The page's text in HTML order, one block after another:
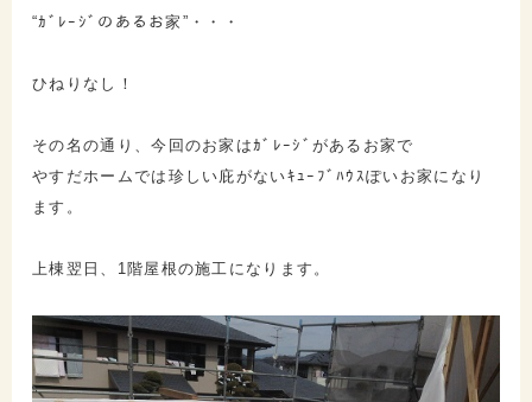
“ｶﾞﾚｰｼﾞのあるお家”・・・
ひねりなし！
その名の通り、今回のお家はｶﾞﾚｰｼﾞがあるお家で
やすだホームでは珍しい庇がないｷｭｰﾌﾞﾊｳｽぽいお家になり
ます。
上棟翌日、1階屋根の施工になります。